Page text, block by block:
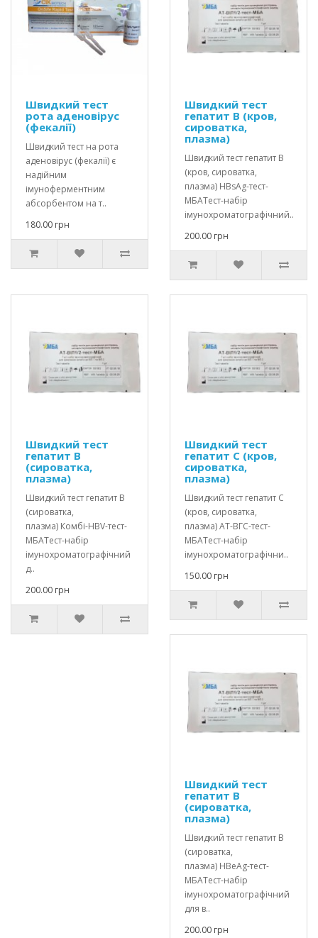
Швидкий тест
рота аденовірус
(фекалії)
Швидкий тест на рота
аденовірус (фекалії) є
надійним
імуноферментним
абсорбентом на т..
180.00 грн
Швидкий тест
гепатит В (кров,
сироватка,
плазма)
Швидкий тест гепатит В
(кров, сироватка,
плазма) HBsAg-тест-
МБАТест-набір
імунохроматографічний..
200.00 грн
Швидкий тест
гепатит В
(сироватка,
плазма)
Швидкий тест гепатит В
(сироватка,
плазма) Комбі-HBV-тест-
МБАТест-набір
імунохроматографічний
д..
200.00 грн
Швидкий тест
гепатит С (кров,
сироватка,
плазма)
Швидкий тест гепатит С
(кров, сироватка,
плазма) АТ-ВГС-тест-
МБАТест-набір
імунохроматографічни..
150.00 грн
Швидкий тест
гепатит В
(сироватка,
плазма)
Швидкий тест гепатит В
(сироватка,
плазма) HBеAg-тест-
МБАТест-набір
імунохроматографічний
для в..
200.00 грн